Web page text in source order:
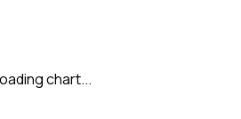
chart...